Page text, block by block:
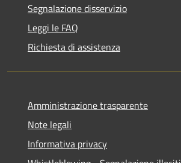
Segnalazione disservizio
Leggi le FAQ
Richiesta di assistenza
Amministrazione trasparente
Note legali
Informativa privacy